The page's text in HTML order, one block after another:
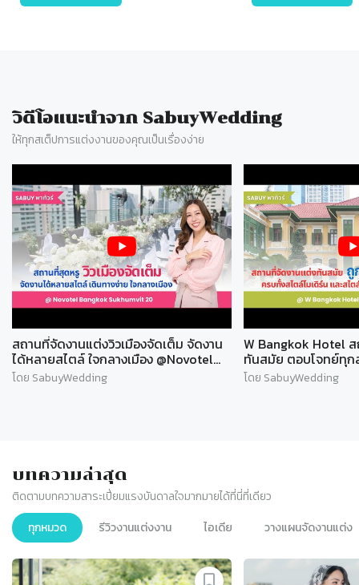
วิดีโอแนะนำจาก SabuyWedding
ให้ทุกสเต็ปการแต่งงานของคุณเป็นเรื่องง่าย
Slide 1 of 77
สถานที่จัดงานแต่งวิวเมืองจัดเต็ม จัดงาน
ได้หลายสไตล์ ใจกลางเมือง @Novotel
Sukhumvit 20 l SABUYWEDDING
โดย SabuyWedding
W Bangkok Hotel
ทันสมัย ตอบโจทย์ทุก
SABUYWEDDING
โดย SabuyWedding
บทความล่าสุด
ติดตามบทความสาระเปี่ยมแรงบันดาลใจมากมายได้ที่นี่ที่เดียว
ทุกหมวด
รีวิวงานแต่งงาน ไอเดีย วางแผนจัดงานแต่ง
Slide 1 of 9